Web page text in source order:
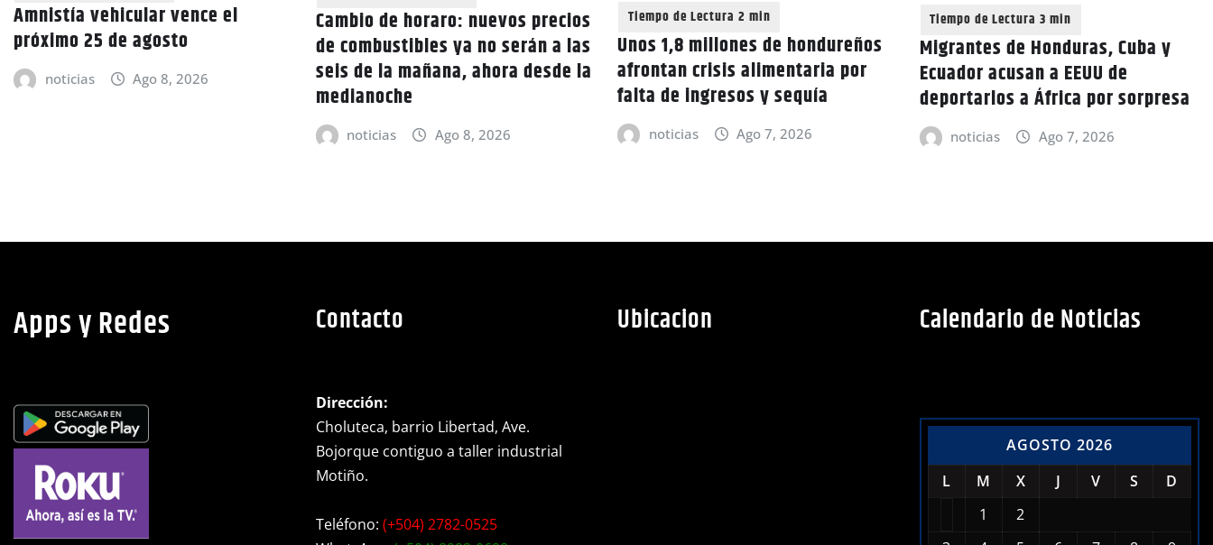
Amnistía vehicular vence el
próximo 25 de agosto
noticias Ago 8, 2026
Cambio de horaro: nuevos precios
de combustibles ya no serán a las
seis de la mañana, ahora desde la
medianoche
noticias Ago 8, 2026
Unos 1,8 millones de hondureños
afrontan crisis alimentaria por
falta de ingresos y sequía
noticias Ago 7, 2026
Migrantes de Honduras, Cuba y
Ecuador acusan a EEUU de
deportarlos a África por sorpresa
noticias Ago 7, 2026
Apps y Redes Contacto
Dirección:
Choluteca, barrio Libertad, Ave.
Bojorque contiguo a taller industrial
Motiño.
Teléfono: (+504) 2782-0525
Ubicacion Calendario de Noticias
AGOSTO 2026
L
M X J V S
D
1
2